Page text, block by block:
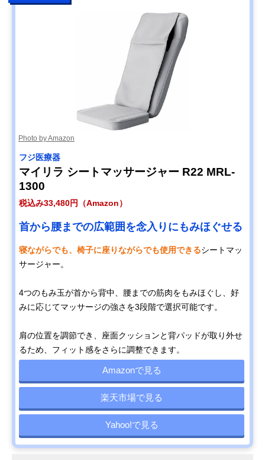
Photo by Amazon
フジ医療器
マイリラ シートマッサージャー R22 MRL-
1300
税込み33,480円（Amazon）
首から腰までの広範囲を念入りにもみほぐせる
寝ながらでも、椅子に座りながらでも使用できるシートマッ
サージャー。
4つのもみ玉が首から背中、腰までの筋肉をもみほぐし、好
みに応じてマッサージの強さを3段階で選択可能です。
肩の位置を調節でき、座面クッションと背パッドが取り外せ
るため、フィット感をさらに調整できます。
Amazonで見る
楽天市場で見る
Yahoo!で見る